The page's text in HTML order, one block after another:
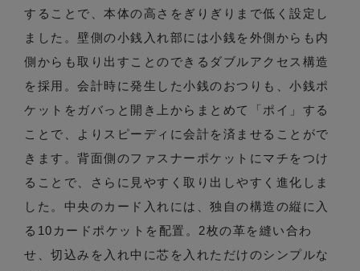
することで、本体の高さをぎりぎりまで低く設定し
ました。壁側の小銭入れ部には小銭を外側からも内
側からも取り出すことのできるダブルアクセス構造
を採用。会計時に発生した小銭のおつりも、小銭ポ
ケットをガバっと開き上からまとめて「ポイ」する
ことで、よりスピーディに会計を済ませることがで
きます。背面側のファスナーポケットにマチをつけ
ることで、さらに見やすく取り出しやすく進化しま
した。中央のカード入れには、独自の構造の縦に入
る10カードポケットを配置。2枚の革を縫い合わ
せ、切込みを入れ中に芯を入れただけのシンプルな